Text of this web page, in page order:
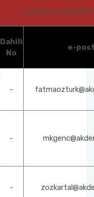
Traditional
Dahili
No
e-
-
-
-